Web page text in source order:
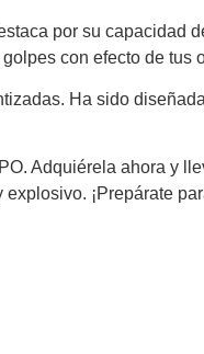
por su capacidad
con efecto de
Ha sido
Adquiérela ahora y
¡Prepárate